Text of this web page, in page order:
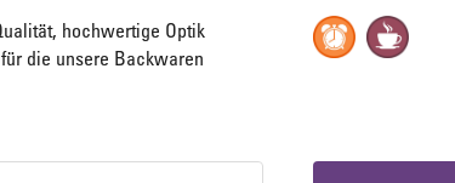
hochwertige Optik
die unsere Backwaren